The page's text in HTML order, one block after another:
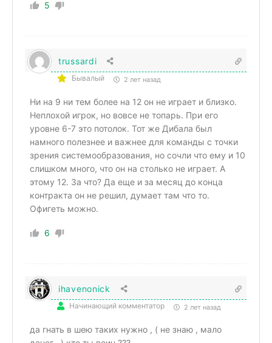
5
trussardi
Бывалый 2 лет назад
Ни на 9 ни тем более на 12 он не играет и близко.
Неплохой игрок, но вовсе не топарь. При его
уровне 6-7 это потолок. Тот же Дибала был
намного полезнее и важнее для команды с точки
зрения системообразования, но сочли что ему и 10
слишком много, что он на столько не играет. А
этому 12. За что? Да еще и за месяц до конца
контракта он не решил, думает там что то.
Офигеть можно.
6
ihavenonick
Начинающий комментатор 2 лет назад
да гнать в шею таких нужно , ( не знаю , мало